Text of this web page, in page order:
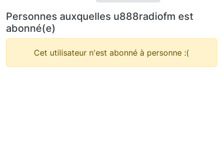
Personnes auxquelles u888radiofm est
abonné(e)
Cet utilisateur n'est abonné à personne :(